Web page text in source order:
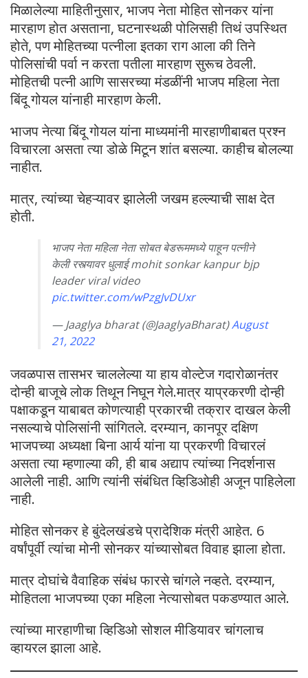
मिळालेल्या माहितीनुसार, भाजप नेता मोहित सोनकर यांना
मारहाण होत असताना, घटनास्थळी पोलिसही तिथं उपस्थित
होते, पण मोहितच्या पत्नीला इतका राग आला की तिने
पोलिसांची पर्वा न करता पतीला मारहाण सुरूच ठेवली.
मोहितची पत्नी आणि सासरच्या मंडळींनी भाजप महिला नेता
बिंदू गोयल यांनाही मारहाण केली.
भाजप नेत्या बिंदू गोयल यांना माध्यमांनी मारहाणीबाबत प्रश्न
विचारला असता त्या डोळे मिटून शांत बसल्या. काहीच बोलल्या
नाहीत.
मात्र, त्यांच्या चेहऱ्यावर झालेली जखम हल्ल्याची साक्ष देत
होती.
भाजप नेता महिला नेता सोबत बेडरूममध्ये पाहून पत्नीने
केली रस्त्यावर धुलाई mohit sonkar kanpur bjp
leader viral video
pic.twitter.com/wPzgJvDUxr
— Jaaglya bharat (@JaaglyaBharat)August
21, 2022
जवळपास तासभर चाललेल्या या हाय वोल्टेज गदारोळानंतर
दोन्ही बाजूचे लोक तिथून निघून गेले.मात्र याप्रकरणी दोन्ही
पक्षाकडून याबाबत कोणत्याही प्रकारची तक्रार दाखल केली
नसल्याचे पोलिसांनी सांगितले. दरम्यान, कानपूर दक्षिण
भाजपच्या अध्यक्षा बिना आर्य यांना या प्रकरणी विचारलं
असता त्या म्हणाल्या की, ही बाब अद्याप त्यांच्या निदर्शनास
आलेली नाही. आणि त्यांनी संबंधित व्हिडिओही अजून पाहिलेला
नाही.
मोहित सोनकर हे बुंदेलखंडचे प्रादेशिक मंत्री आहेत. 6
वर्षांपूर्वी त्यांचा मोनी सोनकर यांच्यासोबत विवाह झाला होता.
मात्र दोघांचे वैवाहिक संबंध फारसे चांगले नव्हते. दरम्यान,
मोहितला भाजपच्या एका महिला नेत्यासोबत पकडण्यात आले.
त्यांच्या मारहाणीचा व्हिडिओ सोशल मीडियावर चांगलाच
व्हायरल झाला आहे.